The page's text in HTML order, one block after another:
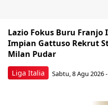
Liga Italia
Lazio Fokus Buru Franjo
Impian Gattuso Rekrut
Milan Pudar
Sabtu, 8 Agu 2026 -